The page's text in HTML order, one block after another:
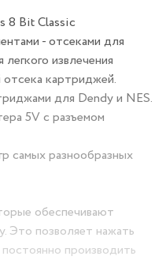
8 Bit Classic
- отсеками для
извлечения
картриджей.
для Dendy и NES.
5V с разъемом
самых разнообразных
обеспечивают
Это позволяет нажать
производить